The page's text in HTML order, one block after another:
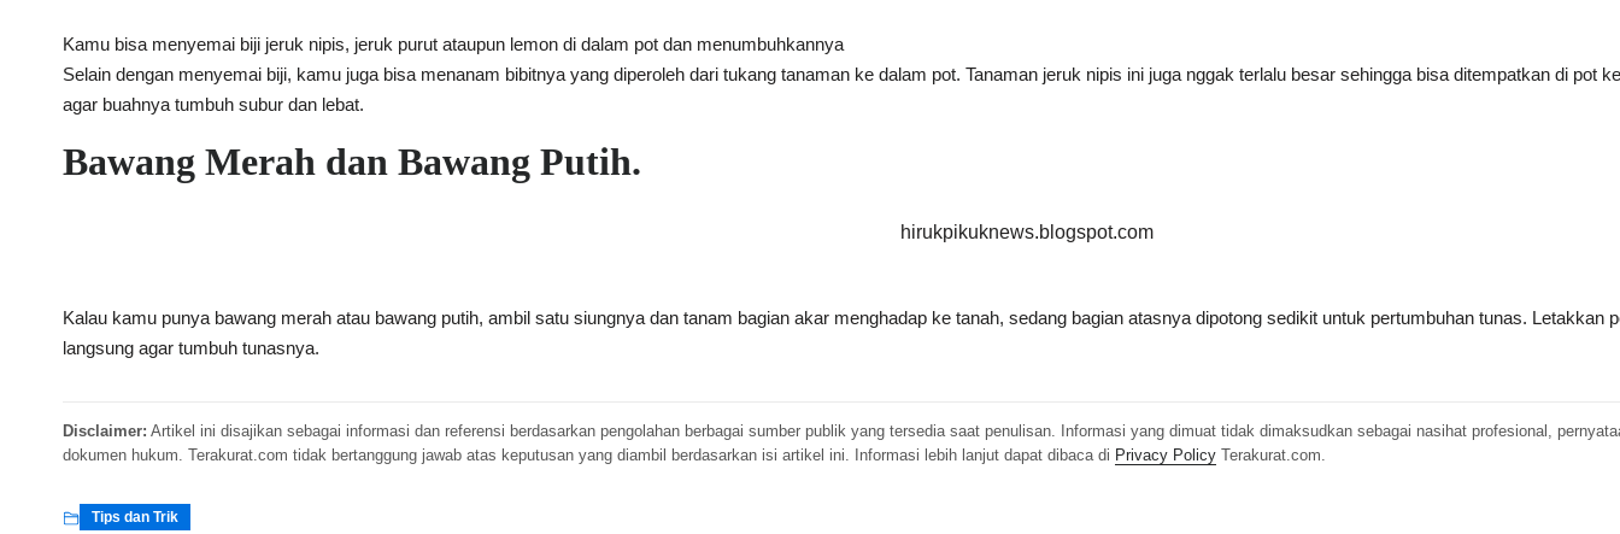
Kamu bisa menyemai biji jeruk nipis, jeruk purut ataupun lemon di dalam pot dan menumbuhkannya
Selain dengan menyemai biji, kamu juga bisa menanam bibitnya yang diperoleh dari tukang tanaman ke dalam pot. Tanaman jeruk nipis ini juga nggak terlalu besar sehingga bisa ditempatkan di pot
agar buahnya tumbuh subur dan lebat.
Bawang Merah dan Bawang Putih.
hirukpikuknews.blogspot.com
Kalau kamu punya bawang merah atau bawang putih, ambil satu siungnya dan tanam bagian akar menghadap ke tanah, sedang bagian atasnya dipotong sedikit untuk pertumbuhan tunas. Letakkan
langsung agar tumbuh tunasnya.
Disclaimer: Artikel ini disajikan sebagai informasi dan referensi berdasarkan pengolahan berbagai sumber publik yang tersedia saat penulisan. Informasi yang dimuat tidak dimaksudkan sebagai nasihat profesional,
dokumen hukum. Terakurat.com tidak bertanggung jawab atas keputusan yang diambil berdasarkan isi artikel ini. Informasi lebih lanjut dapat dibaca di Privacy Policy Terakurat.com.
Tips dan Trik